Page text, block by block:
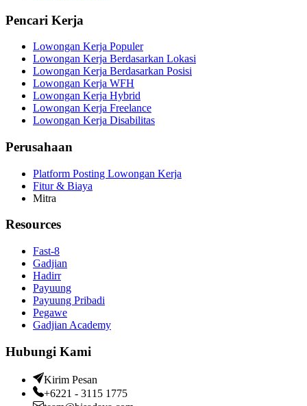
Pencari Kerja
Lowongan Kerja Populer
Lowongan Kerja Berdasarkan Lokasi
Lowongan Kerja Berdasarkan Posisi
Lowongan Kerja WFH
Lowongan Kerja Hybrid
Lowongan Kerja Freelance
Lowongan Kerja Disabilitas
Perusahaan
Platform Posting Lowongan Kerja
Fitur & Biaya
Mitra
Resources
Fast-8
Gadjian
Hadirr
Payuung
Payuung Pribadi
Pegawe
Gadjian Academy
Hubungi Kami
Kirim Pesan
+6221 - 3115 1775